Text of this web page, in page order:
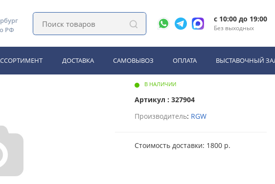
РФ
c 10:00 до 19:00
Без выходных
ДОСТАВКА САМОВЫВОЗ ОПЛАТА ВЫСТАВОЧНЫЙ
гарнитуры Душевая стойка RGW SP-25B (59140125-04)
SP-25B (59140125-04)
В НАЛИЧИИ
Артикул : 327904
Производитель: RGW
Стоимость доставки: 1800 р.